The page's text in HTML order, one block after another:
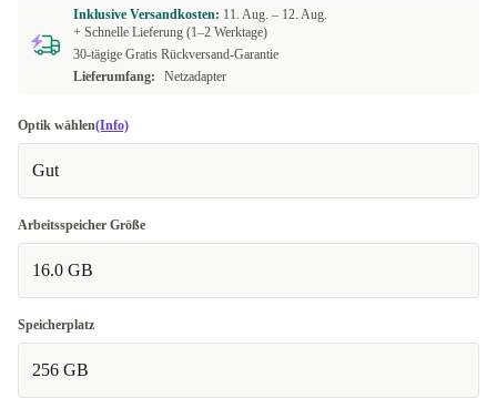
Inklusive Versandkosten: 11. Aug. – 12. Aug.
+ Schnelle Lieferung (1–2 Werktage)
30-tägige Gratis Rückversand-Garantie
Lieferumfang:
Netzadapter
Optik wählen(Info)
Gut
Arbeitsspeicher Größe
16.0 GB
Speicherplatz
256 GB